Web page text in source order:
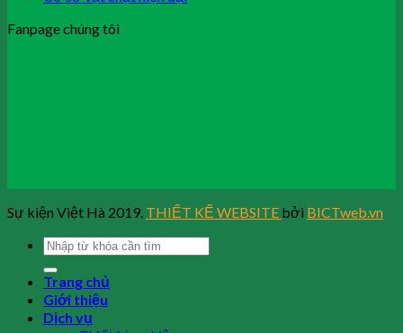
Fanpage chúng tôi
Sự kiện Việt Hà 2019. THIẾT KẾ WEBSITE bởi BICTweb.vn
Trang chủ
Giới thiệu
Dịch vụ